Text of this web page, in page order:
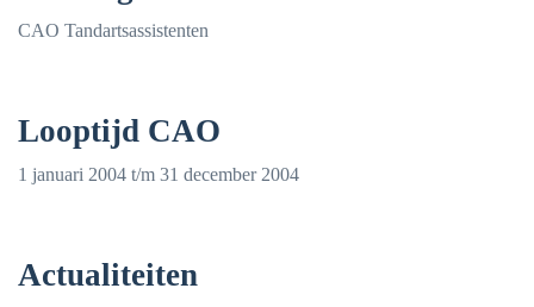
CAO Tandartsassistenten
Looptijd CAO
1 januari 2004 t/m 31 december 2004
Actualiteiten